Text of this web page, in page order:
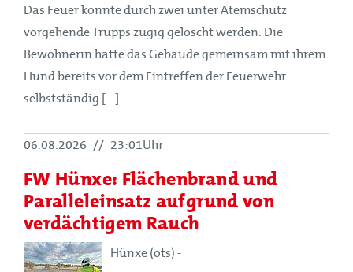
Das Feuer konnte durch zwei unter Atemschutz
vorgehende Trupps zügig gelöscht werden. Die
Bewohnerin hatte das Gebäude gemeinsam mit ihrem
Hund bereits vor dem Eintreffen der Feuerwehr
selbstständig [...]
06.08.2026 // 23:01Uhr
FW Hünxe: Flächenbrand und
Paralleleinsatz aufgrund von
verdächtigem Rauch
Hünxe (ots) -